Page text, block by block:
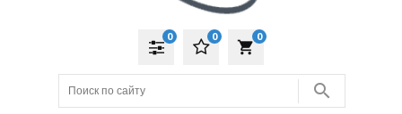
local_grocery_store
0
0
0